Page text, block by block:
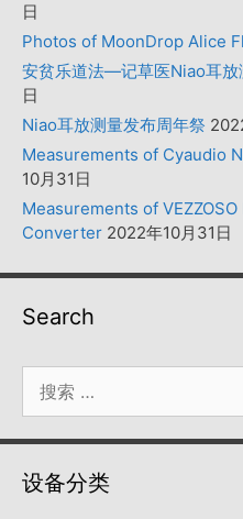
日
Photos of MoonDrop Alice
安贫乐道法—记草医Niao耳放
日
Niao耳放测量发布周年祭
Measurements of Cyaudio
10月31日
Measurements of
Converter 2022年10月31日
Search
索：
设备分类